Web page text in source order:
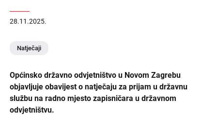
28.11.2025.
Natječaji
Općinsko državno odvjetništvo u Novom Zagrebu
objavljuje obavijest o natječaju za prijam u državnu
službu na radno mjesto zapisničara u državnom
odvjetništvu.